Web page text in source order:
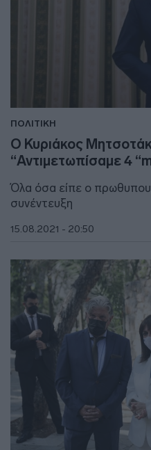
ΠΟΛΙΤΙΚΗ
O Κυριάκος
“Αντιμετωπίσαμε 4
Όλα όσα είπε ο
συνέντευξη
15.08.2021 - 20:50